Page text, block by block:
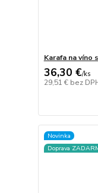
Karafa na víno
36,30 €/ks
29,51 € bez
Novinka
Doprava